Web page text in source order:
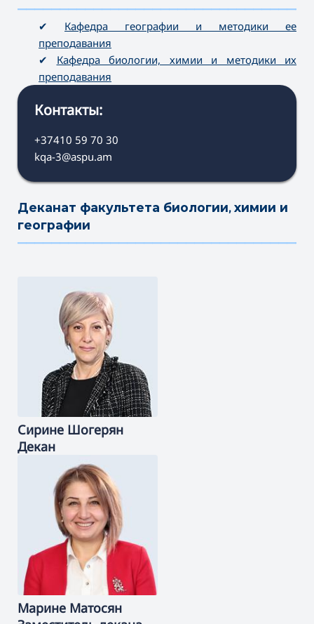
✔ Кафедра географии и методики ее
преподавания
✔ Кафедра биологии, химии и методики их
преподавания
Контакты:
+37410 59 70 30
kqa-3@aspu.am
Деканат факультета биологии, химии и
географии
Сирине Шогерян
Декан
Марине Матосян